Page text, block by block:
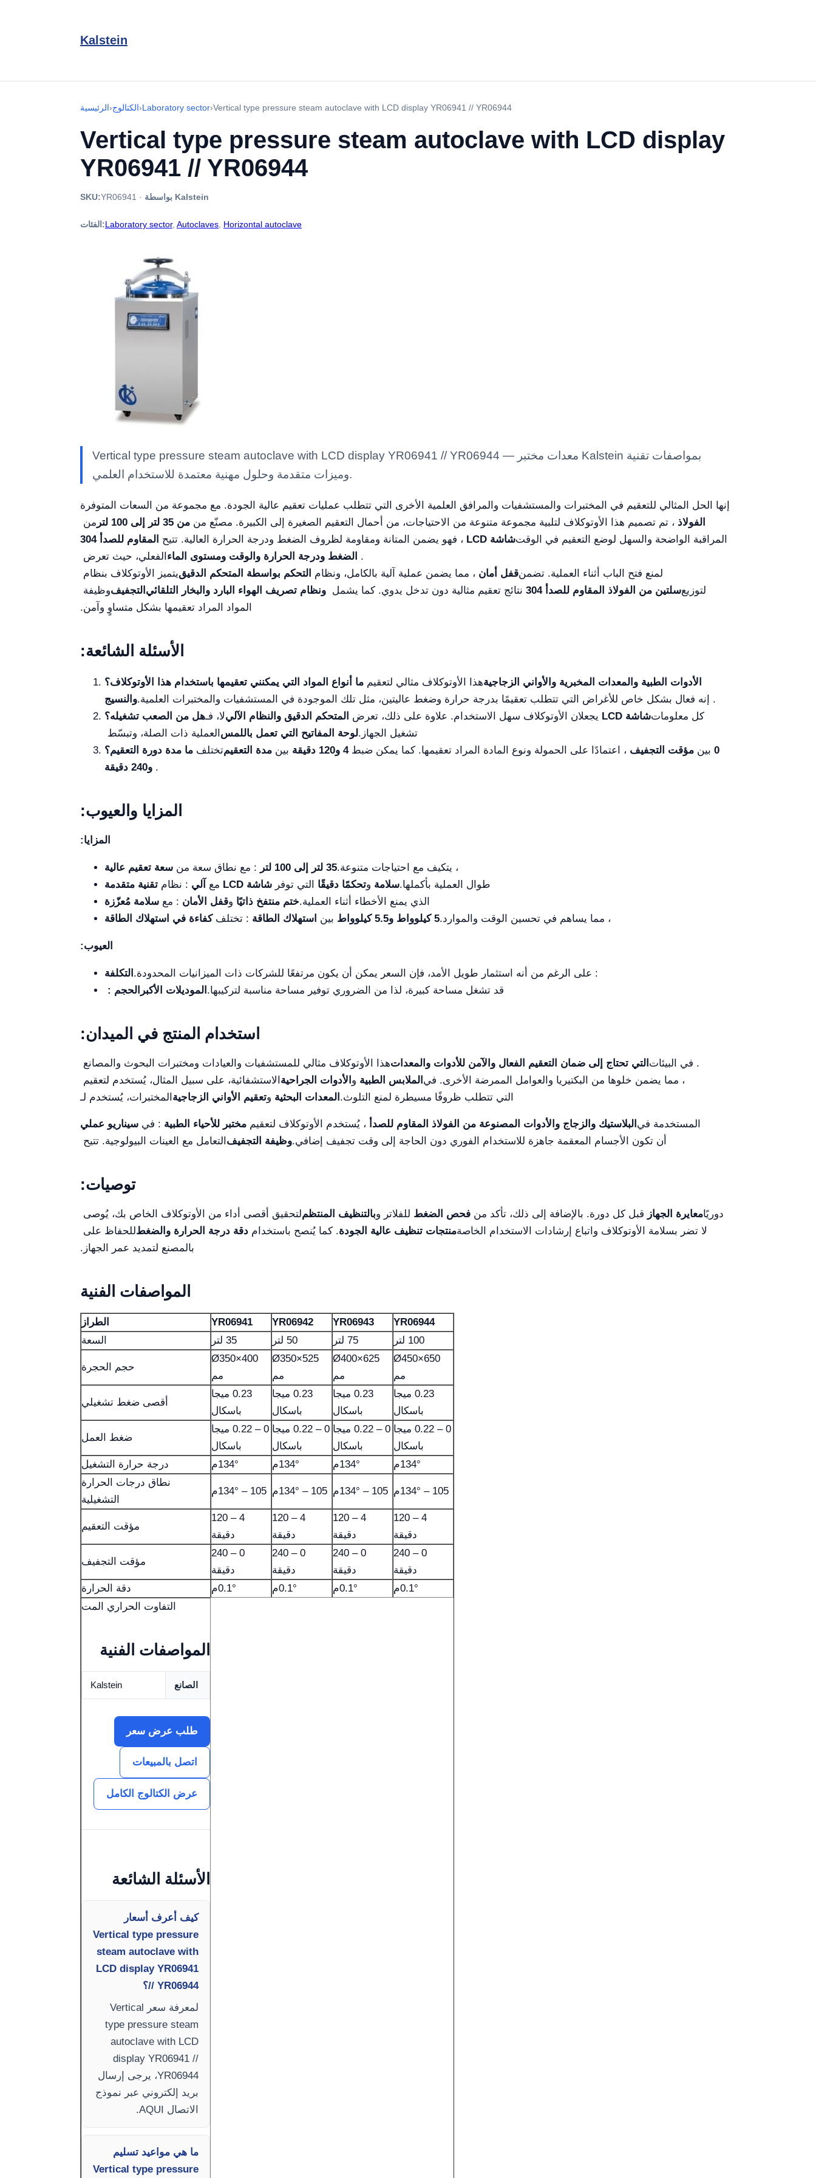
Kalstein
الرئيسية›الكتالوج›Laboratory sector›Vertical type pressure steam autoclave with LCD display YR06941 // YR06944
Vertical type pressure steam autoclave with LCD display
YR06941 // YR06944
SKU:YR06941 · بواسطة Kalstein
الفئات:Laboratory sector, Autoclaves Horizontal autoclave
Vertical type pressure steam autoclave with LCD display YR06941 // YR06944 — معدات مختبر Kalstein بمواصفات تقنية
وميزات متقدمة وحلول مهنية معتمدة للاستخدام العلمي.
إنها الحل المثالي للتعقيم في المختبرات والمستشفيات والمرافق العلمية الأخرى التي تتطلب عمليات تعقيم عالية الجودة. مع مجموعة من السعات المتوفرة
من
من 35 لتر إلى 100 لتر ، تم تصميم هذا الأوتوكلاف لتلبية مجموعة متنوعة من الاحتياجات، من أحمال التعقيم الصغيرة إلى الكبيرة. مصنّع من الفولاذ
المقاوم للصدأ 304 ، فهو يضمن المتانة ومقاومة لظروف الضغط ودرجة الحرارة العالية. تتيح شاشة LCDالمراقبة الواضحة والسهل لوضع التعقيم في الوقت
الفعلي، حيث تعرض الضغط ودرجة الحرارة والوقت ومستوى الماء .
يتميز الأوتوكلاف بنظامالتحكم بواسطة المتحكم الدقيق ، مما يضمن عملية آلية بالكامل، ونظام قفل أمانلمنع فتح الباب أثناء العملية. تضمن
وظيفةالتجفيف ونظام تصريف الهواء البارد والبخار التلقائي نتائج تعقيم مثالية دون تدخل يدوي. كما يشمل سلتين من الفولاذ المقاوم للصدأ 304لتوزيع
المواد المراد تعقيمها بشكل متساوٍ وآمن.
الأسئلة الشائعة:
ما أنواع المواد التي يمكنني تعقيمها باستخدام هذا الأوتوكلاف؟ هذا الأوتوكلاف مثالي لتعقيمالأدوات الطبية والمعدات المخبرية والأواني الزجاجية
والنسيج. إنه فعال بشكل خاص للأغراض التي تتطلب تعقيمًا بدرجة حرارة وضغط عاليتين، مثل تلك الموجودة في المستشفيات والمختبرات العلمية.
هل من الصعب تشغيله؟لا، فـالمتحكم الدقيق والنظام الآلي يجعلان الأوتوكلاف سهل الاستخدام. علاوة على ذلك، تعرض شاشة LCDكل معلومات
العملية ذات الصلة، وتبسّط لوحة المفاتيح التي تعمل باللمستشغيل الجهاز.
ما مدة دورة التعقيم؟ تختلفمدة التعقيم بين 4 و120 دقيقة، اعتمادًا على الحمولة ونوع المادة المراد تعقيمها. كما يمكن ضبط مؤقت التجفيف بين 0
و240 دقيقة .
المزايا والعيوب:
المزايا:
سعة تعقيم عالية : مع نطاق سعة من 35 لتر إلى 100 لتر، يتكيف مع احتياجات متنوعة.
تقنية متقدمة : نظام آلي مع شاشة LCD التي توفر تحكمًا دقيقًاو سلامةطوال العملية بأكملها.
سلامة مُعزّزة : مع قفل الأمانو ختم منتفخ ذاتيًاالذي يمنع الأخطاء أثناء العملية.
كفاءة في استهلاك الطاقة: تختلف استهلاك الطاقة بين 5 كيلوواط و5.5 كيلوواط، مما يساهم في تحسين الوقت والموارد.
العيوب:
التكلفة : على الرغم من أنه استثمار طويل الأمد، فإن السعر يمكن أن يكون مرتفعًا للشركات ذات الميزانيات المحدودة.
الحجم : الموديلات الأكبر قد تشغل مساحة كبيرة، لذا من الضروري توفير مساحة مناسبة لتركيبها.
استخدام المنتج في الميدان:
هذا الأوتوكلاف مثالي للمستشفيات والعيادات ومختبرات البحوث والمصانعالتي تحتاج إلى ضمان التعقيم الفعال والآمن للأدوات والمعدات . في البيئات
الاستشفائية، على سبيل المثال، يُستخدم لتعقيم الأدوات الجراحية و الملابس الطبية ، مما يضمن خلوها من البكتيريا والعوامل الممرضة الأخرى. في
المختبرات، يُستخدم لـ تعقيم الأواني الزجاجيةو المعدات البحثية التي تتطلب ظروفًا مسيطرة لمنع التلوث.
سيناريو عملي : في مختبر للأحياء الطبية ، يُستخدم الأوتوكلاف لتعقيم البلاستيك والزجاج والأدوات المصنوعة من الفولاذ المقاوم للصدأ المستخدمة في
التعامل مع العينات البيولوجية. تتيح وظيفة التجفيفأن تكون الأجسام المعقمة جاهزة للاستخدام الفوري دون الحاجة إلى وقت تجفيف إضافي.
توصيات:
لتحقيق أقصى أداء من الأوتوكلاف الخاص بك، يُوصىبالتنظيف المنتظمللفلاتر و فحص الضغط قبل كل دورة. بالإضافة إلى ذلك، تأكد من معايرة الجهازدوريًا
للحفاظ علىدقة درجة الحرارة والضغط . كما يُنصح باستخداممنتجات تنظيف عالية الجودةلا تضر بسلامة الأوتوكلاف واتباع إرشادات الاستخدام الخاصة
بالمصنع لتمديد عمر الجهاز.
المواصفات الفنية
الطراز YR06941 YR06942 YR06943
YR06944
السعة
35 لتر 50 لتر 75 لتر 100 لتر
حجم الحجرة
Ø350×400
مم
Ø350×525
مم
Ø400×625
مم
Ø450×650
مم
أقصى ضغط تشغيلي
0.23 ميجا
باسكال
0.23 ميجا
باسكال
0.23 ميجا
باسكال
0.23 ميجا
باسكال
ضغط العمل
0 – 0.22 ميجا
باسكال
0 – 0.22 ميجا
باسكال
0 – 0.22 ميجا
باسكال
0 – 0.22 ميجا
باسكال
درجة حرارة التشغيل
134°م 134°م 134°م
134°م
نطاق درجات الحرارة
التشغيلية
105 – 134°م 105 – 134°م 105 – 134°م 105 – 134°م
مؤقت التعقيم
4 – 120
دقيقة
4 – 120
دقيقة
4 – 120
دقيقة
4 – 120
دقيقة
مؤقت التجفيف
0 – 240
دقيقة
0 – 240
دقيقة
0 – 240
دقيقة
0 – 240
دقيقة
دقة الحرارة
0.1°م 0.1°م 0.1°م
0.1°م
التفاوت الحراري المت
المواصفات الفنية
الصانع Kalstein
طلب عرض سعر
اتصل بالمبيعات
عرض الكتالوج الكامل
الأسئلة الشائعة
كيف أعرف أسعار
Vertical type pressure
steam autoclave with
LCD display YR06941
// YR06944؟
لمعرفة سعر Vertical
type pressure steam
autoclave with LCD
display YR06941 //
YR06944، يرجى إرسال
بريد إلكتروني عبر نموذج
الاتصال AQUI.
ما هي مواعيد تسليم
Vertical type pressure